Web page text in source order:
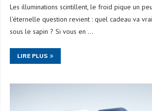
Les illuminations scintillent, le froid pique un
l’éternelle question revient : quel cadeau va
sous le sapin ? Si vous en …
LIRE PLUS